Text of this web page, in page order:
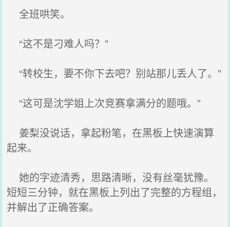
全班哄笑。
“这不是刁难人吗？”
“转校生，要不你下去吧？别站那儿丢人了。”
“这可是沈学姐上次竞赛拿满分的题哦。”
姜梨没说话，拿起粉笔，在黑板上快速演算
起来。
她的字迹清秀，思路清晰，没有丝毫犹豫。
短短三分钟，就在黑板上列出了完整的方程组，
并解出了正确答案。